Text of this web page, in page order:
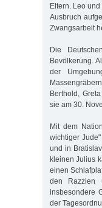
Eltern. Leo
Ausbruch
Zwangsarbeit
Die
Bevölkerung.
der
Berthold,
sie am 30.
Mit dem
wichtiger
und in
kleinen Julius
einen
den Razzien
insbesondere
der